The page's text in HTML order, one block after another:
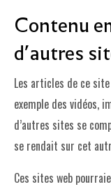
Contenu
d’autres
Les articles de ce
exemple des vidéos,
d’autres sites se
se rendait sur cet
Ces sites web